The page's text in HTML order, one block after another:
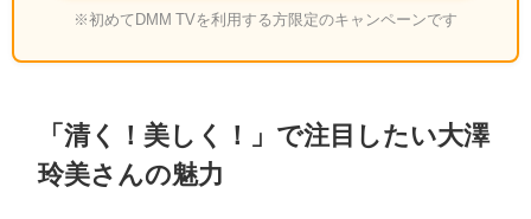
※初めてDMM TVを利用する方限定のキャンペーンです
「清く！美しく！」で注目したい大澤
玲美さんの魅力